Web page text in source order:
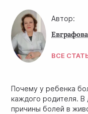
Автор:
ВСЕ
Почему у ребенка
каждого родителя.
причины болей в